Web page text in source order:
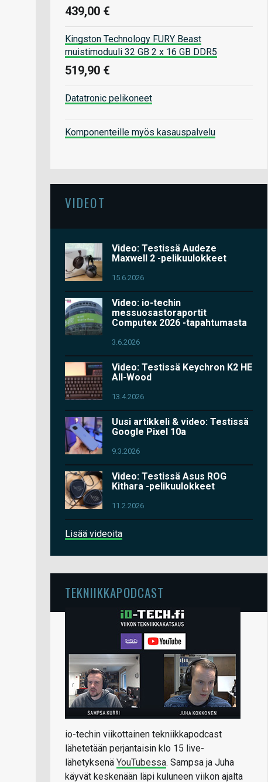
439,00 €
Kingston Technology FURY Beast
muistimoduuli 32 GB 2 x 16 GB DDR5
519,90 €
Datatronic pelikoneet
Komponenteille myös kasauspalvelu
VIDEOT
Video: Testissä Audeze
Maxwell 2 -pelikuulokkeet
15.6.2026
Video: io-techin
messuosastoraportit
Computex 2026 -tapahtumasta
3.6.2026
Video: Testissä Keychron K2 HE
All-Wood
13.4.2026
Uusi artikkeli & video: Testissä
Google Pixel 10a
9.3.2026
Video: Testissä Asus ROG
Kithara -pelikuulokkeet
11.2.2026
Lisää videoita
TEKNIIKKAPODCAST
io-techin viikottainen tekniikkapodcast
lähetetään perjantaisin klo 15 live-
lähetyksenä YouTubessa. Sampsa ja Juha
käyvät keskenään läpi kuluneen viikon ajalta